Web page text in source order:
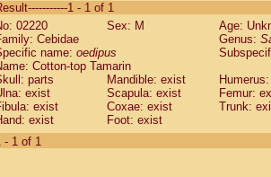
CebidaeSaguinus labiatus(0)
Cebidae Saguinus leucopus (0)
Cebidae
CebidaeSaguinus mystax
Cebidae Saguinus nigricollis (0)
Cebidae Saguinus oedipus
Cebidae Saguinus weddelli
Cebidae Saguinusspp.
Cebidae
1 - 1 of 1
02220
Sex: M
Age:
Cebidae
Genus:
name: oedipus
Cotton-top Tamarin
parts
Mandible: exist
exist
Scapula: exist
Femur:
exist
Coxae: exist
Trunk:
exist
Foot: exist
- 1 of 1